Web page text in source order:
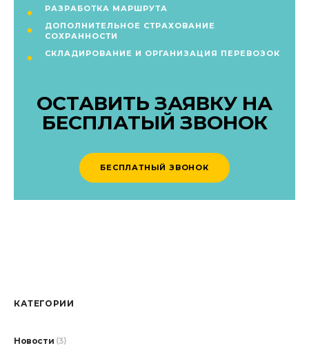
РАЗРАБОТКА МАРШРУТА
ДОПОЛНИТЕЛЬНОЕ СТРАХОВАНИЕ
СОХРАННОСТИ
СКЛАДИРОВАНИЕ И ОРГАНИЗАЦИЯ ПЕРЕВОЗОК
ОСТАВИТЬ ЗАЯВКУ НА
БЕСПЛАТЫЙ ЗВОНОК
БЕСПЛАТНЫЙ ЗВОНОК
КАТЕГОРИИ
Новости (3)